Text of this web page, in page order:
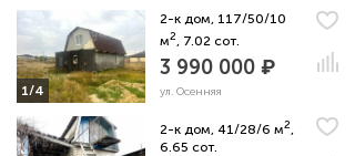
1/4
2-к дом, 117/50/10
м2, 7.02 сот.
3 990 000 ₽
ул. Осенняя
2-к дом, 41/28/6 м2,
6.65 сот.